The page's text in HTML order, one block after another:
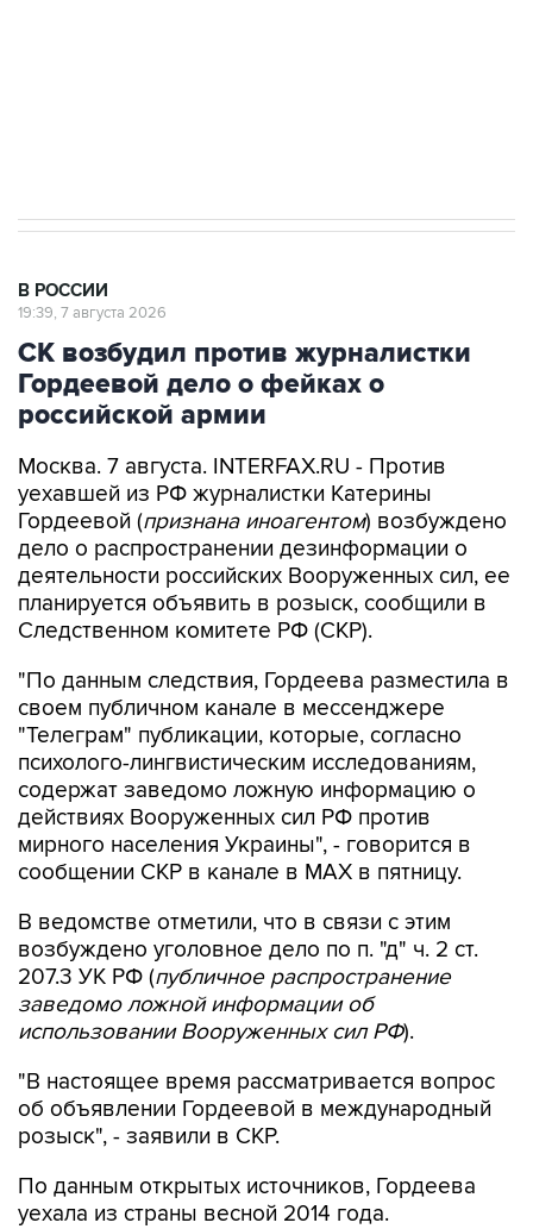
В РОССИИ
19:39, 7 августа 2026
СК возбудил против журналистки
Гордеевой дело о фейках о
российской армии
Москва. 7 августа. INTERFAX.RU - Против
уехавшей из РФ журналистки Катерины
Гордеевой (признана иноагентом) возбуждено
дело о распространении дезинформации о
деятельности российских Вооруженных сил, ее
планируется объявить в розыск, сообщили в
Следственном комитете РФ (СКР).
"По данным следствия, Гордеева разместила в
своем публичном канале в мессенджере
"Телеграм" публикации, которые, согласно
психолого-лингвистическим исследованиям,
содержат заведомо ложную информацию о
действиях Вооруженных сил РФ против
мирного населения Украины", - говорится в
сообщении СКР в канале в MAX в пятницу.
В ведомстве отметили, что в связи с этим
возбуждено уголовное дело по п. "д" ч. 2 ст.
207.3 УК РФ (публичное распространение
заведомо ложной информации об
использовании Вооруженных сил РФ).
"В настоящее время рассматривается вопрос
об объявлении Гордеевой в международный
розыск", - заявили в СКР.
По данным открытых источников, Гордеева
уехала из страны весной 2014 года.